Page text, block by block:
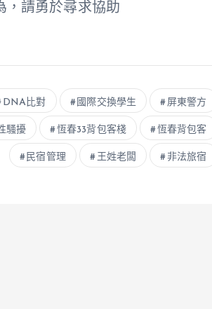
，請勇於尋求協助
DNA比對 國際交換學生 屏東警方
騷擾 恆春33背包客棧 恆春背包客
民宿管理 王姓老闆 非法旅宿